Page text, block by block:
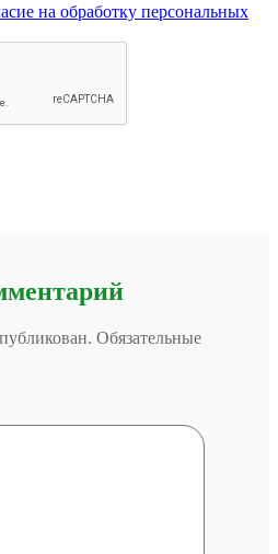
на обработку персональных
Обязательные